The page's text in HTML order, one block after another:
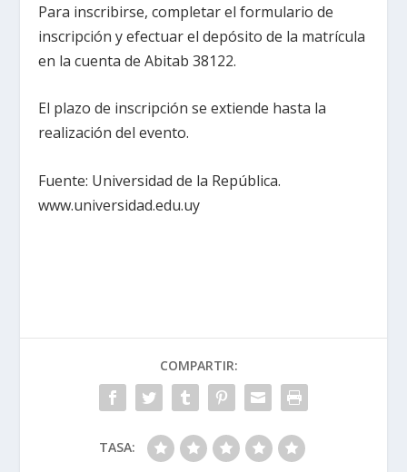
Para inscribirse, completar el formulario de
inscripción y efectuar el depósito de la matrícula
en la cuenta de Abitab 38122.
El plazo de inscripción se extiende hasta la
realización del evento.
Fuente: Universidad de la República.
www.universidad.edu.uy
COMPARTIR:
TASA: